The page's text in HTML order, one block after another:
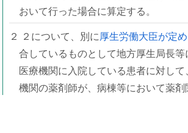
おいて行った場合に算定する。
２ ２について、別に 厚生労働大臣が定
合しているものとして地方厚生局長等
医療機関に入院している患者に対し
機関の薬剤師が、病棟等において薬剤